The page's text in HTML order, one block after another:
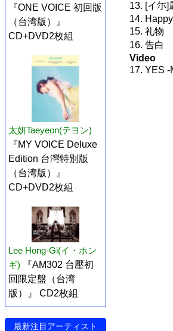
『ONE VOICE 初回版
（台湾版）』
CD+DVD2枚組
太妍Taeyeon(テヨン)
『MY VOICE Deluxe
Edition 台灣特別版
（台湾版）』
CD+DVD2枚組
Lee Hong-Gi(イ・ホン
ギ)
『AM302 台壓初
回限定盤（台湾
版）』 CD2枚組
最新注目アーティスト
13. [イ尓]
14.
15. 礼物
16. 告白
Video
17. YES -